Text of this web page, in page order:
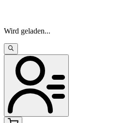
Wird geladen...